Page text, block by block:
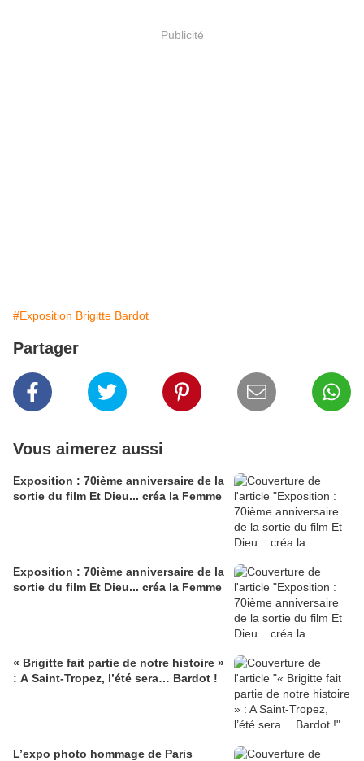
Publicité
#Exposition Brigitte Bardot
Partager
Vous aimerez aussi
Exposition : 70ième anniversaire de la
sortie du film Et Dieu... créa la Femme
Exposition : 70ième anniversaire de la
sortie du film Et Dieu... créa la Femme
« Brigitte fait partie de notre histoire »
: A Saint-Tropez, l’été sera… Bardot !
L’expo photo hommage de Paris